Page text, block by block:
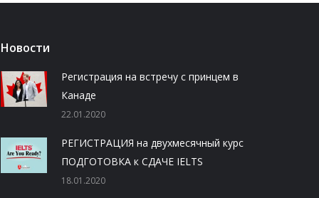
Новости
Регистрация на встречу с принцем в
Канаде
22.01.2020
РЕГИСТРАЦИЯ на двухмесячный курс
ПОДГОТОВКА к СДАЧЕ IELTS
18.01.2020